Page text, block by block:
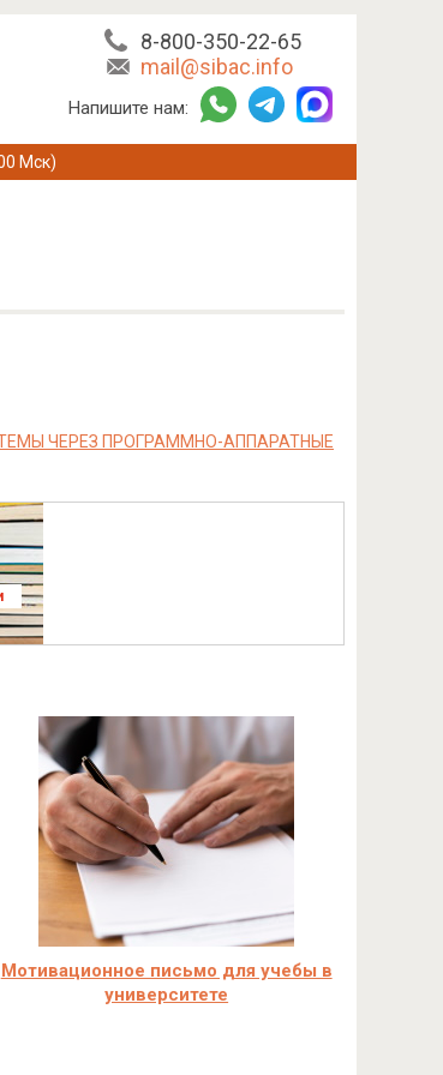
8-800-350-22-65
mail@sibac.info
Напишите нам:
Мск)
ЧЕРЕЗ ПРОГРАММНО-АППАРАТНЫЕ
Мотивационное письмо для учебы в
университете